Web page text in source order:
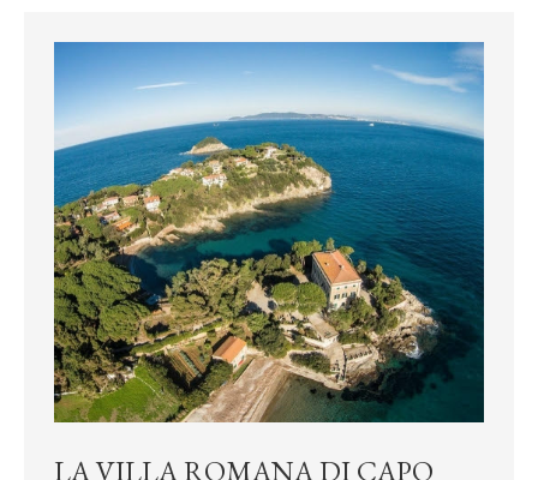
LA VILLA ROMANA DI CAPO